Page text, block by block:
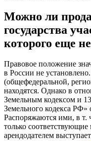
Можно ли
государства
которого еще
Правовое положение
в России не
(общефедеральной,
находятся. Однако в
Земельным кодексом и
Земельного кодекса РФ»
Распоряжаются ими, в т.
только
арендодателем